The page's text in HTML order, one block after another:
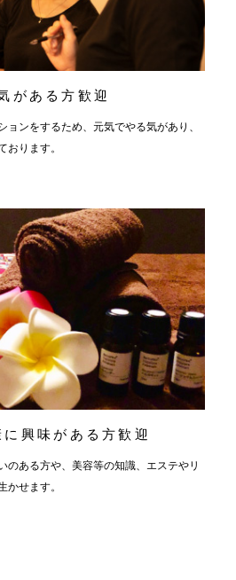
がある方歓迎
ョンをするため、元気でやる気があり、
おります。
興味がある方歓迎
のある方や、美容等の知識、エステやリ
かせます。